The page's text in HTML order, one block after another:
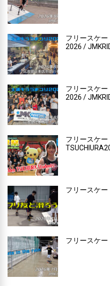
フリースケー
2026 /
フリースケー
2026 /
フリースケ
フリースケ
フリースケ